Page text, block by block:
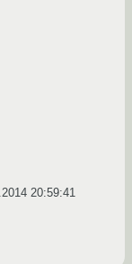
20:59:41